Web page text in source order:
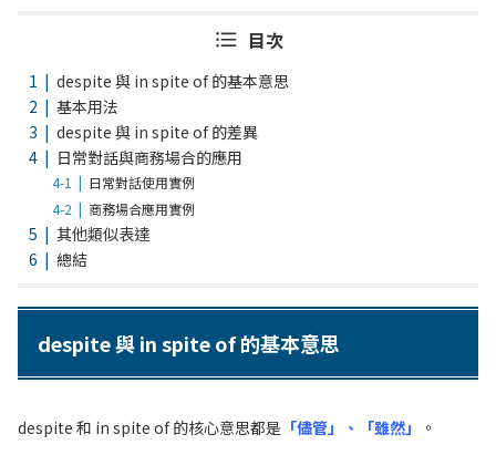
目次
despite 與 in spite of 的基本意思
基本用法
despite 與 in spite of 的差異
日常對話與商務場合的應用
日常對話使用實例
商務場合應用實例
其他類似表達
總結
despite 與 in spite of 的基本意思
despite 和 in spite of 的核心意思都是 「儘管」、「雖然」
。